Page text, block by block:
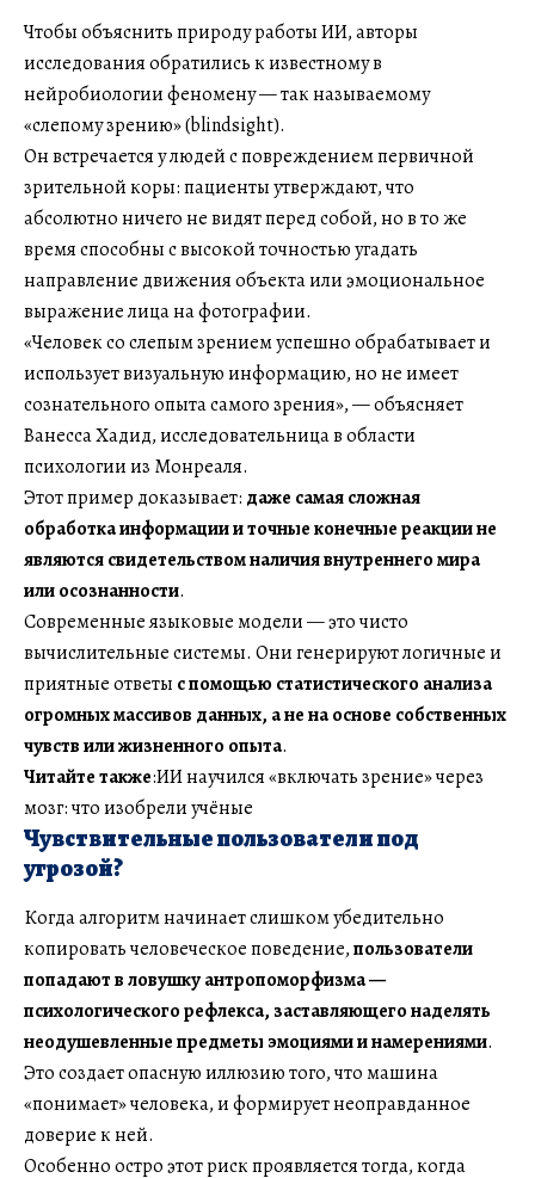
Чтобы объяснить природу работы ИИ, авторы
исследования обратились к известному в
нейробиологии феномену — так называемому
«слепому зрению» (blindsight).
Он встречается у людей с повреждением первичной
зрительной коры: пациенты утверждают, что
абсолютно ничего не видят перед собой, но в то же
время способны с высокой точностью угадать
направление движения объекта или эмоциональное
выражение лица на фотографии.
«Человек со слепым зрением успешно обрабатывает и
использует визуальную информацию, но не имеет
сознательного опыта самого зрения», — объясняет
Ванесса Хадид, исследовательница в области
психологии из Монреаля.
Этот пример доказывает: даже самая сложная
обработка информации и точные конечные реакции не
являются свидетельством наличия внутреннего мира
или осознанности.
Современные языковые модели — это чисто
вычислительные системы. Они генерируют логичные и
приятные ответы с помощью статистического анализа
огромных массивов данных, а не на основе собственных
чувств или жизненного опыта.
Читайте также:ИИ научился «включать зрение» через
мозг: что изобрели учёные
Чувствительные пользователи под
угрозой?
Когда алгоритм начинает слишком убедительно
копировать человеческое поведение,пользователи
попадают в ловушку антропоморфизма —
психологического рефлекса, заставляющего наделять
неодушевленные предметы эмоциями и намерениями.
Это создает опасную иллюзию того, что машина
«понимает» человека, и формирует неоправданное
доверие к ней.
Особенно остро этот риск проявляется тогда, когда